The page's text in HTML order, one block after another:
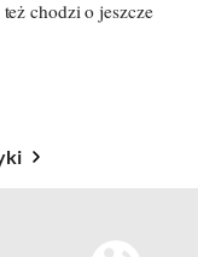
chodzi o jeszcze